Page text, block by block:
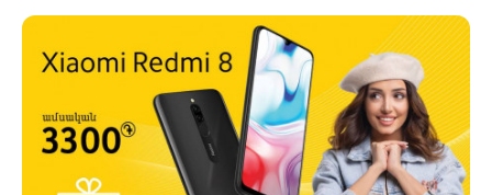
Աղվերանում կմեկնարկի արդեն շատերի կողմից
սիրված NLDS եռօրյա սեմինարը
(երիտասարդների շրջանում առաջնորդությունը
զարգացնելուն ուղղված եռօրյա սեմինար)։
Սեմինարի շրջանակներում քննարկվելու են
երիտասարդությանը հետաքրքրող թեմաներ,
ինչպիսիք են՝ առաջնորդություն, մարքեթինգ,